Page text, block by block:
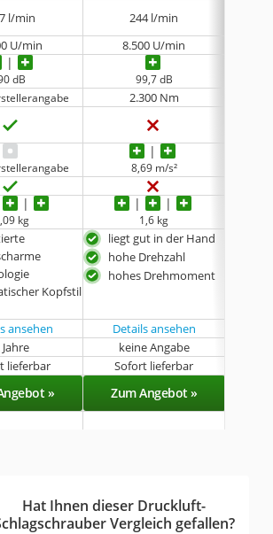
l/min 244 l/min
U/min 8.500 U/min
dB 99,7 dB
2.300 Nm
8,69 m/s²
kg 1,6 kg
Kopfstil
liegt gut in der Hand
hohe Drehzahl
hohes Drehmoment
ansehen
Details ansehen
Jahre keine Angabe
lieferbar Sofort lieferbar
» Zum Angebot »
Hat Ihnen dieser Druckluft-
Vergleich gefallen?